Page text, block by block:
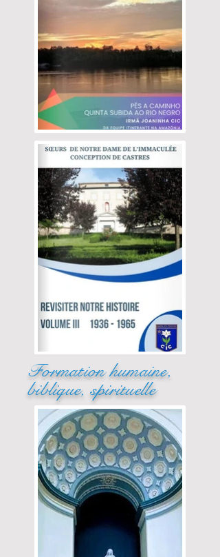
Formation humaine,
biblique, spirituelle